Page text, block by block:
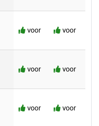
voor voor
voor voor
voor voor